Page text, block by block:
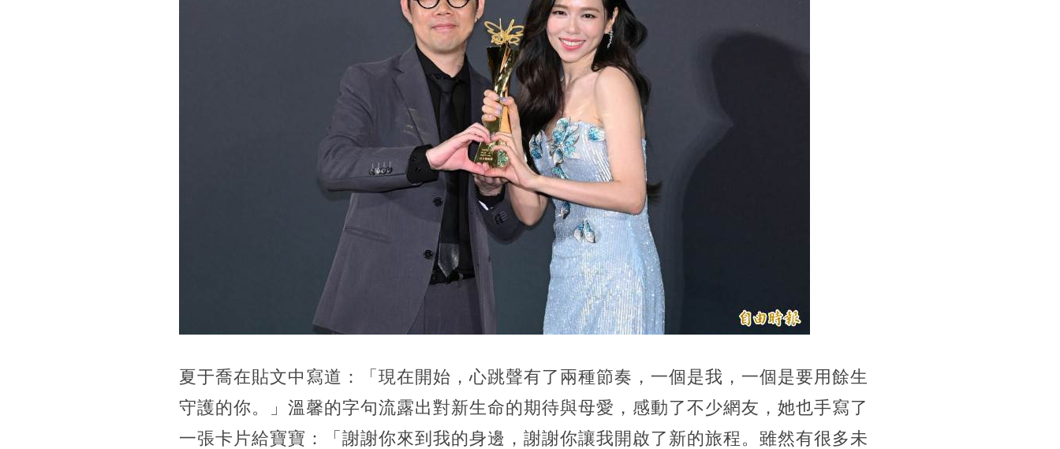
夏于喬在貼文中寫道：「現在開始，心跳聲有了兩種節奏，一個是我，一個是要用餘生
守護的你。」溫馨的字句流露出對新生命的期待與母愛，感動了不少網友，她也手寫了
一張卡片給寶寶：「謝謝你來到我的身邊，謝謝你讓我開啟了新的旅程。雖然有很多未